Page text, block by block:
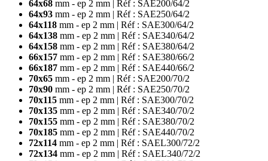
64x68 mm - ep 2 mm | Réf : SAE200/64/2
64x93 mm - ep 2 mm | Réf : SAE250/64/2
64x118 mm - ep 2 mm | Réf : SAE300/64/2
64x138 mm - ep 2 mm | Réf : SAE340/64/2
64x158 mm - ep 2 mm | Réf : SAE380/64/2
66x157 mm - ep 2 mm | Réf : SAE380/66/2
66x187 mm - ep 2 mm | Réf : SAE440/66/2
70x65 mm - ep 2 mm | Réf : SAE200/70/2
70x90 mm - ep 2 mm | Réf : SAE250/70/2
70x115 mm - ep 2 mm | Réf : SAE300/70/2
70x135 mm - ep 2 mm | Réf : SAE340/70/2
70x155 mm - ep 2 mm | Réf : SAE380/70/2
70x185 mm - ep 2 mm | Réf : SAE440/70/2
72x114 mm - ep 2 mm | Réf : SAEL300/72/2
72x134 mm - ep 2 mm | Réf : SAEL340/72/2